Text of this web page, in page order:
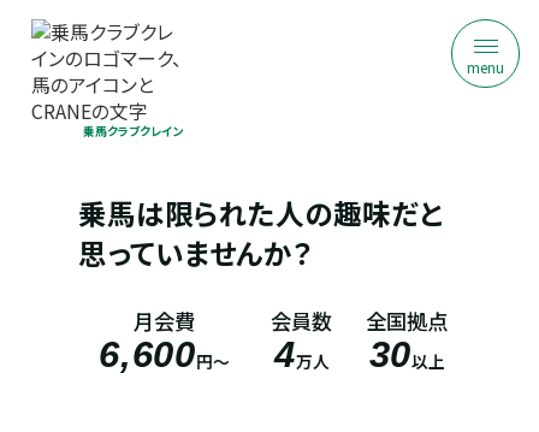
乗馬クラブクレイン
menu
乗馬は​限られた​人の​趣味だと
思っていませんか？
月会費
6,600円～
会員数
4万人
全国拠点
30以上